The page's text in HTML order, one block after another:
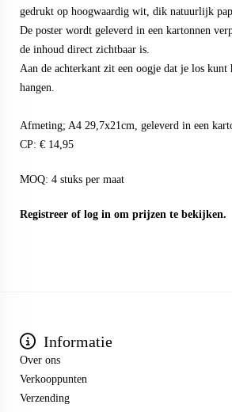
gedrukt op hoogwaardig wit, dik natuurlijk
De poster wordt geleverd in een kartonnen
de inhoud direct zichtbaar is.
Aan de achterkant zit een oogje dat je los
hangen.
Afmeting; A4 29,7x21cm, geleverd in een
CP: € 14,95
MOQ: 4 stuks per maat
Registreer of log in om prijzen te bekijken.
Informatie
Over ons
Verkooppunten
Verzending